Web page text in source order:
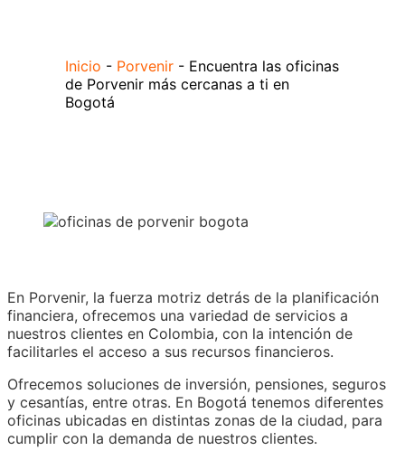
Inicio - Porvenir - Encuentra las oficinas
de Porvenir más cercanas a ti en
Bogotá
En Porvenir, la fuerza motriz detrás de la planificación
financiera, ofrecemos una variedad de servicios a
nuestros clientes en Colombia, con la intención de
facilitarles el acceso a sus recursos financieros.
Ofrecemos soluciones de inversión, pensiones, seguros
y cesantías, entre otras. En Bogotá tenemos diferentes
oficinas ubicadas en distintas zonas de la ciudad, para
cumplir con la demanda de nuestros clientes.